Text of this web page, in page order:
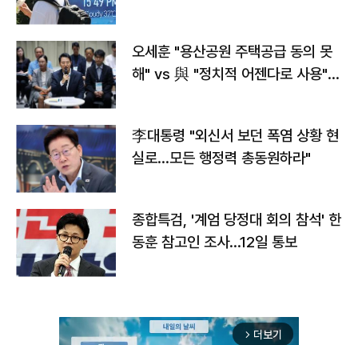
오세훈 "용산공원 주택공급 동의 못
해" vs 與 "정치적 어젠다로 사용"
李대통령 "외신서 보던 폭염 상황 현
실로…모든 행정력 총동원하라"
종합특검, '계엄 당정대 회의 참석' 한
동훈 참고인 조사...12일 통보
arrow_forward_ios 더보기